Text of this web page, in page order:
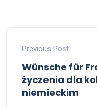
Previous Post
Wünsche für
życzenia dla
niemieckim